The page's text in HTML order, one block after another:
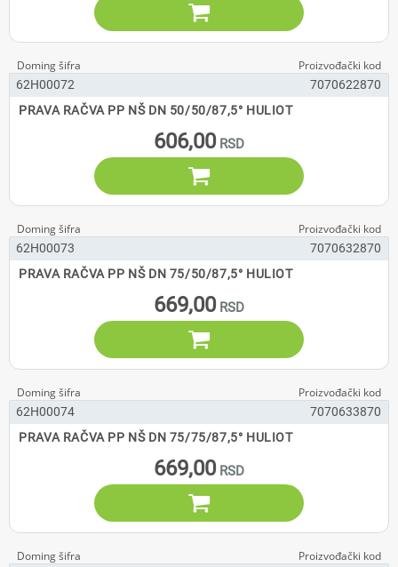

62H00072
7070622870
PRAVA RAČVA PP NŠ DN 50/50/87,5° HULIOT
606,00

62H00073
7070632870
PRAVA RAČVA PP NŠ DN 75/50/87,5° HULIOT
669,00

62H00074
7070633870
PRAVA RAČVA PP NŠ DN 75/75/87,5° HULIOT
669,00
